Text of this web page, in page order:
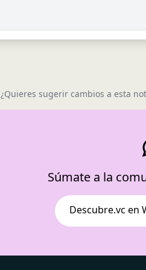
¿Quieres sugerir cambios a esta
Súmate a la
Descubre.vc en